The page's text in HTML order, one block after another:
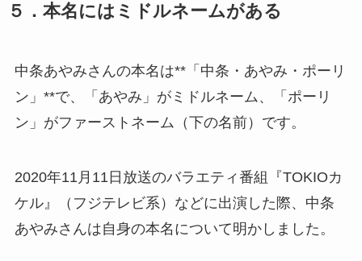
５．本名にはミドルネームがある
中条あやみさんの本名は**「中条・あやみ・ポーリ
ン」**で、「あやみ」がミドルネーム、「ポーリ
ン」がファーストネーム（下の名前）です。
2020年11月11日放送のバラエティ番組『TOKIOカ
ケル』（フジテレビ系）などに出演した際、中条
あやみさんは自身の本名について明かしました。